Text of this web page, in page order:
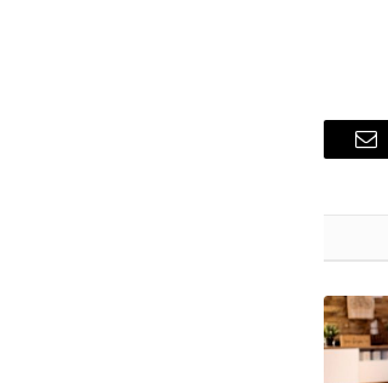
البريد